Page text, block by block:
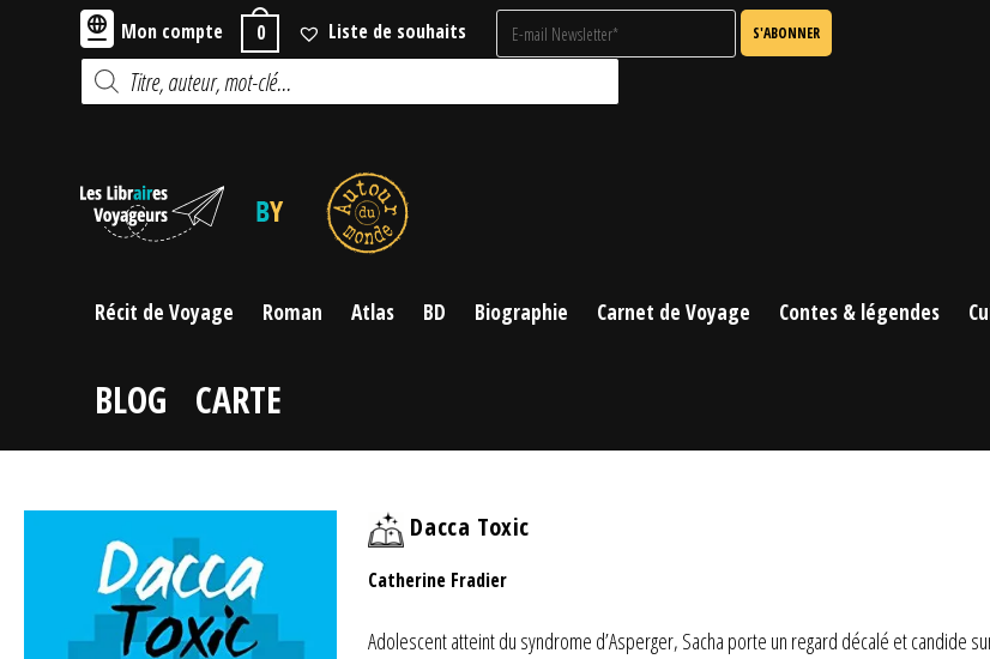
Mon compte 0 Liste de souhaits
Recherche
de
produits
Récit de Voyage Roman Atlas BD Biographie Carnet de Voyage Contes & légendes
BLOG CARTE
Dacca Toxic
Catherine Fradier
Adolescent atteint du syndrome d’Asperger, Sacha porte un regard décalé et candide